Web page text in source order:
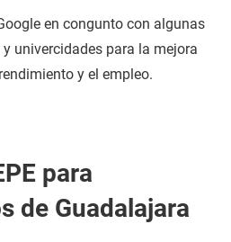
en congunto con algunas
univercidades para la mejora
y el empleo.
para
de Guadalajara